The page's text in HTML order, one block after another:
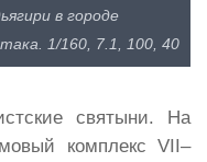
в городе
1/160, 7.1, 100, 40
святыни. На
комплекс VII–